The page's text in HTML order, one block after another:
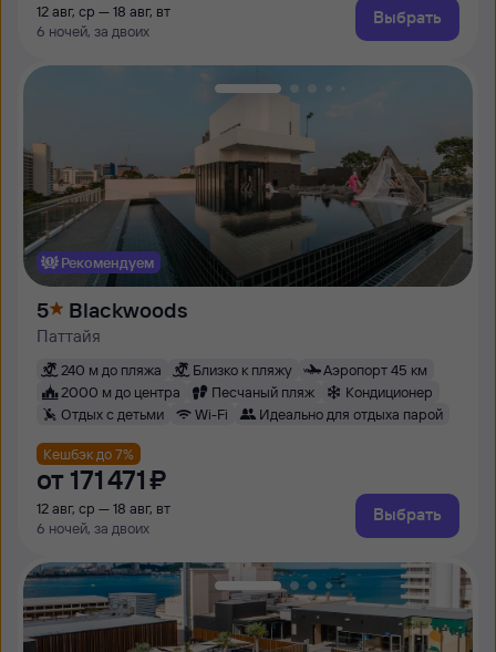
12 авг, ср — 18 авг, вт
6 ночей, за двоих
Выбрать
Рекомендуем
5 Blackwoods
Паттайя
240 м до пляжа Близко к пляжу
Аэропорт 45 км
2000 м до центра
Песчаный пляж
Кондиционер
Отдых с детьми
Wi-Fi Идеально для отдыха парой
Кешбэк до 7%
от 171 ⁠471 ⁠₽
12 авг, ср — 18 авг, вт
6 ночей, за двоих
Выбрать